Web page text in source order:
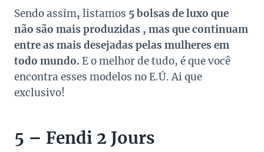
Sendo assim, listamos 5 bolsas de luxo que
não são mais produzidas , mas que continuam
entre as mais desejadas pelas mulheres em
todo mundo. E o melhor de tudo, é que você
encontra esses modelos no E.Ú. Ai que
exclusivo!
5 – Fendi 2 Jours